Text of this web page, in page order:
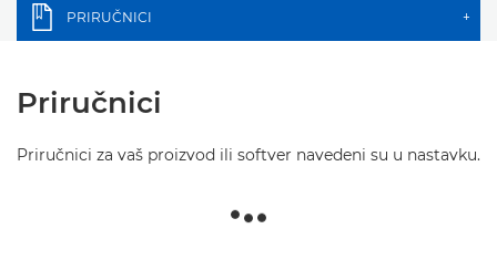
PRIRUČNICI +
Priručnici
Priručnici za vaš proizvod ili softver navedeni su u nastavku.